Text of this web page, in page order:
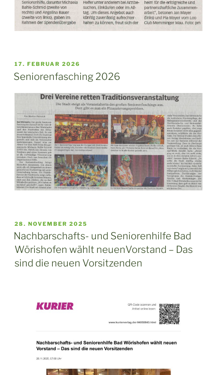
VERÖFFENTLICHT
AM
17. FEBRUAR 2026
Seniorenfasching 2026
VERÖFFENTLICHT
AM
28. NOVEMBER 2025
Nachbarschafts- und Seniorenhilfe Bad
Wörishofen wählt neuenVorstand – Das
sind die neuen Vorsitzenden